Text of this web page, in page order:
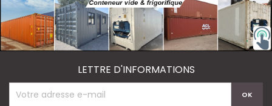
LETTRE D'INFORMATIONS